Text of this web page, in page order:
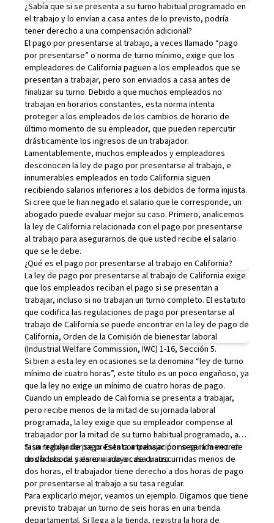
¿Sabía que si se presenta a su turno habitual programado en
el trabajo y lo envían a casa antes de lo previsto, podría
tener derecho a una compensación adicional?
Elpago por presentarse al trabajo, a veces llamado “pago
por presentarse” o norma de turno mínimo, exige que los
empleadores de California paguen a los empleados que se
presentan a trabajar, pero son enviados a casa antes de
finalizar su turno. Debido a que muchos empleados no
trabajan en horarios constantes, esta norma intenta
proteger a los empleados de los cambios de horario de
último momento de su empleador, que pueden repercutir
drásticamente los ingresos de un trabajador.
Lamentablemente, muchos empleados y empleadores
desconocen la ley de pago por presentarse al trabajo, e
innumerables empleados en todo California siguen
recibiendo salarios inferiores a los debidos de forma injusta.
Si cree que le han negado el salario que le corresponde, un
abogado puede evaluar mejor su caso. Primero, analicemos
la ley de California relacionada con el pago por presentarse
al trabajo para asegurarnos de que usted recibe el salario
que se le debe.
¿Qué es el pago por presentarse al trabajo en California?
La ley de pago por presentarse al trabajo de California exige
que los empleados reciban el pago si se presentan a
trabajar, incluso si no trabajan un turno completo. El estatuto
que codifica las regulaciones de pago por presentarse al
trabajo de California se puede encontrar en la ley de pago de
California, Orden de la Comisión de bienestar laboral
(Industrial Welfare Commission, IWC) 1-16, Sección 5.
Si bien a esta ley en ocasiones se la denomina “ley de turno
mínimo de cuatro horas”, este título es un poco engañoso, ya
que la ley no exige un mínimo de cuatro horas de pago.
Cuando un empleado de California se presenta a trabajar,
pero recibe menos de la mitad de su jornada laboral
programada, la ley exige que su empleador compense al
trabajador por la mitad de su turno habitual programado, a su
tasa regular de pago. Esta compensación no será menor de
dos horas de salario ni mayor de cuatro.
Si un trabajador se presenta a trabajar por segunda vez en
un día laboral y es enviado a casatranscurridas menos de
dos horas, el trabajador tiene derecho a dos horas de pago
por presentarse al trabajo a su tasa regular.
Para explicarlo mejor, veamos un ejemplo. Digamos que tiene
previsto trabajar un turno de seis horas en una tienda